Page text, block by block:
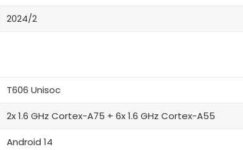
2024/2
T606 Unisoc
2x 1.6 GHz Cortex-A75 + 6x 1.6 GHz Cortex-A55
Android 14